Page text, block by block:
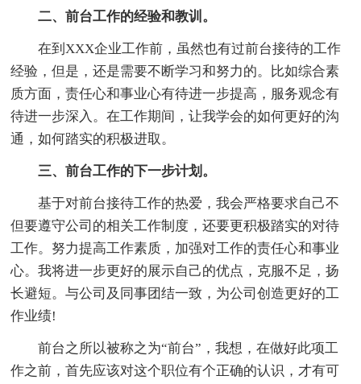
二、前台工作的经验和教训。
在到XXX企业工作前，虽然也有过前台接待的工作
经验，但是，还是需要不断学习和努力的。比如综合素
质方面，责任心和事业心有待进一步提高，服务观念有
待进一步深入。在工作期间，让我学会的如何更好的沟
通，如何踏实的积极进取。
三、前台工作的下一步计划。
基于对前台接待工作的热爱，我会严格要求自己不
但要遵守公司的相关工作制度，还要更积极踏实的对待
工作。努力提高工作素质，加强对工作的责任心和事业
心。我将进一步更好的展示自己的优点，克服不足，扬
长避短。与公司及同事团结一致，为公司创造更好的工
作业绩!
前台之所以被称之为“前台”，我想，在做好此项工
作之前，首先应该对这个职位有个正确的认识，才有可